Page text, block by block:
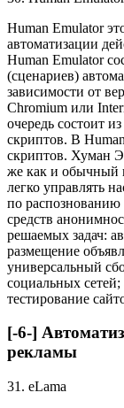
Human Emulator
автоматизации
Human Emulator
(сценариев)
зависимости от
Chromium или
очередь состоит
скриптов. В
скриптов. Хуман
же как и обычный
легко управлять
по
средств
решаемых задач:
размещение
универсальный
социальных
тестирование
[-6-]
рекламы
31. eLama